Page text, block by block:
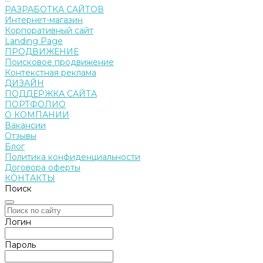
РАЗРАБОТКА САЙТОВ
Интернет-магазин
Корпоративный сайт
Landing Page
ПРОДВИЖЕНИЕ
Поисковое продвижение
Контекстная реклама
ДИЗАЙН
ПОДДЕРЖКА САЙТА
ПОРТФОЛИО
О КОМПАНИИ
Вакансии
Отзывы
Блог
Политика конфиденциальности
Договора оферты
КОНТАКТЫ
Поиск
Логин
Пароль